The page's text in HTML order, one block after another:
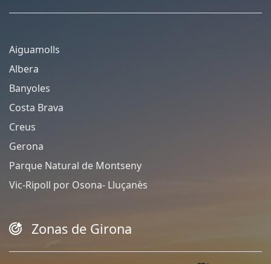
Aiguamolls
Albera
Banyoles
Costa Brava
Creus
Gerona
Parque Natural de Montseny
Vic-Ripoll por Osona- Lluçanès
Zonas de Girona